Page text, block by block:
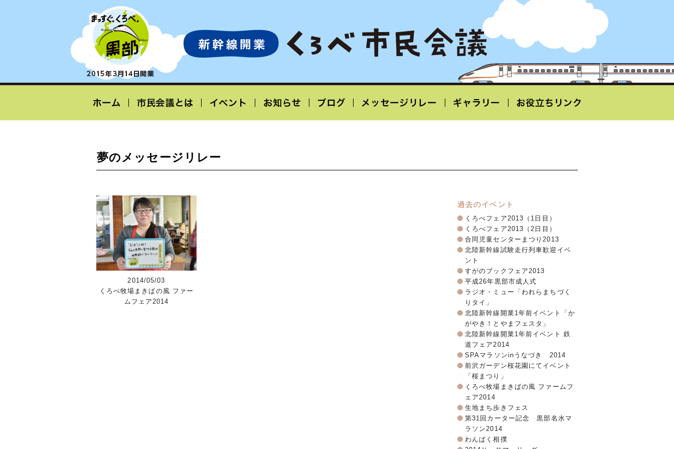
夢のメッセージリレー
2014/05/03
くろべ牧場まきばの風 ファー
ムフェア2014
過去のイベント
くろべフェア2013（1日目）
くろべフェア2013（2日目）
合同児童センターまつり2013
北陸新幹線試験走行列車歓迎イベ
ント
すがのブックフェア2013
平成26年黒部市成人式
ラジオ・ミュー「われらまちづく
りタイ」
北陸新幹線開業1年前イベント「か
がやき！とやまフェスタ」
北陸新幹線開業1年前イベント 鉄
道フェア2014
SPAマラソンinうなづき 2014
前沢ガーデン桜花園にてイベント
「桜まつり」
くろべ牧場まきばの風 ファームフ
ェア2014
生地まち歩きフェス
第31回カーター記念 黒部名水マ
ラソン2014
わんぱく相撲